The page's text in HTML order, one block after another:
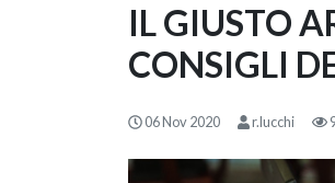
IL GIUSTO
CONSIGLI
06 Nov 2020 r.lucchi